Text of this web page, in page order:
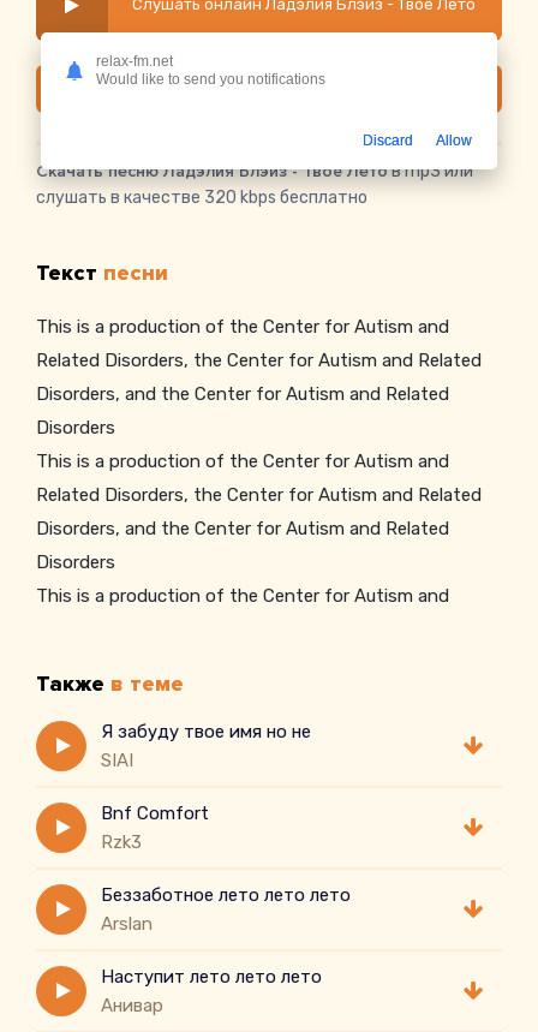
Слушать онлайн Ладэлия Блэйз - Твоё Лето
Скачать
Скачать песню Ладэлия Блэйз - Твоё Летов mp3 или
слушать в качестве 320 kbps бесплатно
Текст песни
This is a production of the Center for Autism and
Related Disorders, the Center for Autism and Related
Disorders, and the Center for Autism and Related
Disorders
This is a production of the Center for Autism and
Related Disorders, the Center for Autism and Related
Disorders, and the Center for Autism and Related
Disorders
This is a production of the Center for Autism and
Disorders
This is a production of the Center for Autism and
Related Disorders, the Center for Autism and Related
Disorders, and the Center for Autism and Related
Disorders
Related Disorders, the Center for Autism and Related
Disorders
This is a production of the Center for Autism and
Related Disorders, the Center for Autism and Related
Также в теме
Я забуду твое имя но не
SIAI
Bnf Comfort
Rzk3
Беззаботное лето лето лето
Arslan
Наступит лето лето лето
Анивар
relax-fm.net
Would like to send you notifications
Discard Allow